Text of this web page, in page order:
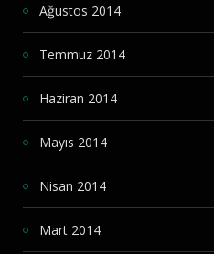
Ağustos 2014
Temmuz 2014
Haziran 2014
Mayıs 2014
Nisan 2014
Mart 2014